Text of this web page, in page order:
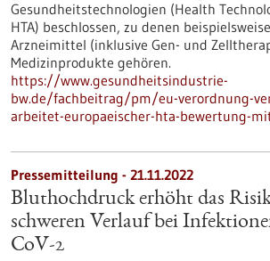
Gesundheitstechnologien (Health
HTA) beschlossen, zu denen
Arzneimittel (inklusive Gen- und
Medizinprodukte gehören.
https://www.gesundheitsindustrie-
bw.de/fachbeitrag/pm/eu-verordnung-
arbeitet-europaeischer-hta-bewertung-
Pressemitteilung - 21.11.2022
Bluthochdruck erhöht das
schweren Verlauf bei
CoV-2